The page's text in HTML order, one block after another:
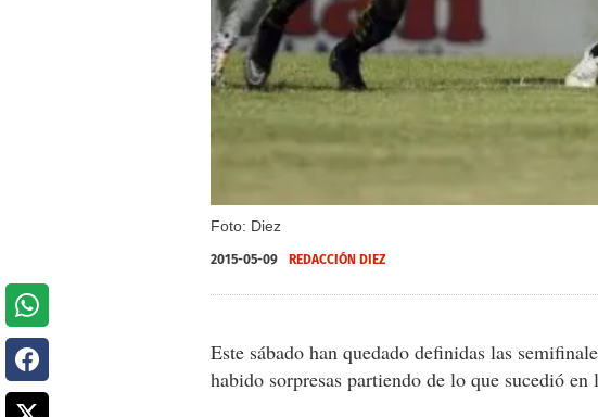
Foto: Diez
2015-05-09 REDACCIÓN DIEZ
Este sábado han quedado definidas las
habido sorpresas partiendo de lo que sucedió en